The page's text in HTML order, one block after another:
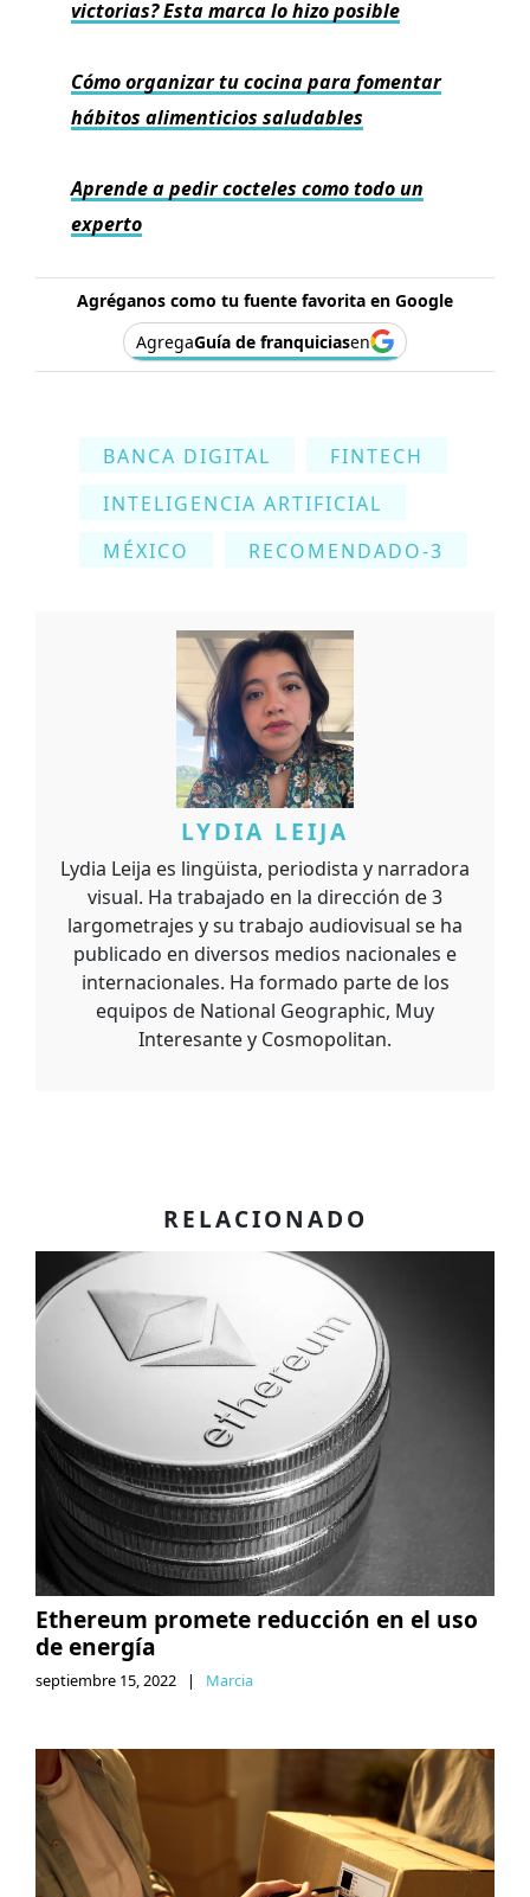
victorias? Esta marca lo hizo posible
Cómo organizar tu cocina para fomentar
hábitos alimenticios saludables
Aprende a pedir cocteles como todo un
experto
Agréganos como tu fuente favorita en Google
AgregaGuía de franquiciasen
BANCA DIGITAL
FINTECH
INTELIGENCIA ARTIFICIAL
MÉXICO
RECOMENDADO-3
LYDIA LEIJA
Lydia Leija es lingüista, periodista y narradora
visual. Ha trabajado en la dirección de 3
largometrajes y su trabajo audiovisual se ha
publicado en diversos medios nacionales e
internacionales. Ha formado parte de los
equipos de National Geographic, Muy
Interesante y Cosmopolitan.
RELACIONADO
Ethereum promete reducción en el uso
de energía
septiembre 15, 2022 | Marcia